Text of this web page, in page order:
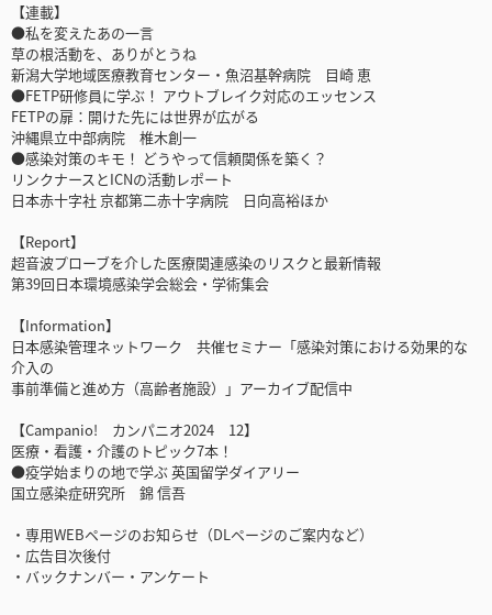
【連載】
●私を変えたあの一言
草の根活動を、ありがとうね
新潟大学地域医療教育センター・魚沼基幹病院 目崎 恵
●FETP研修員に学ぶ！ アウトブレイク対応のエッセンス
FETPの扉：開けた先には世界が広がる
沖縄県立中部病院 椎木創一
●感染対策のキモ！ どうやって信頼関係を築く？
リンクナースとICNの活動レポート
日本赤十字社 京都第二赤十字病院 日向高裕ほか
【Report】
超音波プローブを介した医療関連感染のリスクと最新情報
第39回日本環境感染学会総会・学術集会
【Information】
日本感染管理ネットワーク 共催セミナー「感染対策における効果的な
介入の
事前準備と進め方（高齢者施設）」アーカイブ配信中
【Campanio! カンパニオ2024 12】
医療・看護・介護のトピック7本！
●疫学始まりの地で学ぶ 英国留学ダイアリー
国立感染症研究所 錦 信吾
・専用WEBページのお知らせ（DLページのご案内など）
・広告目次後付
・バックナンバー・アンケート